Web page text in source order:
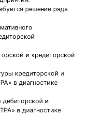
решение ряда
и кредиторской
кредиторской и
в диагностике
дебиторской и
в диагностике